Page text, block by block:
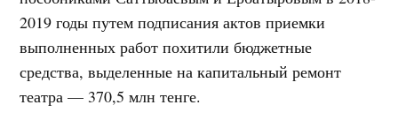
2019 годы путем подписания актов приемки
выполненных работ похитили бюджетные
средства, выделенные на капитальный ремонт
театра — 370,5 млн тенге.